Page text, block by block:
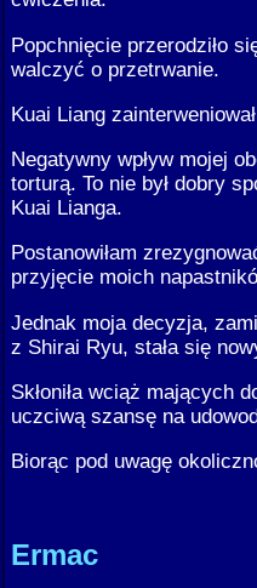
Popchnięcie przerodziło
walczyć o przetrwanie.
Kuai Liang
Negatywny wpływ mojej
torturą. To nie był dobry
Kuai Lianga.
Postanowiłam
przyjęcie moich
Jednak moja decyzja,
z Shirai Ryu, stała się
Skłoniła wciąż mających
uczciwą szansę na
Biorąc pod uwagę
Ermac